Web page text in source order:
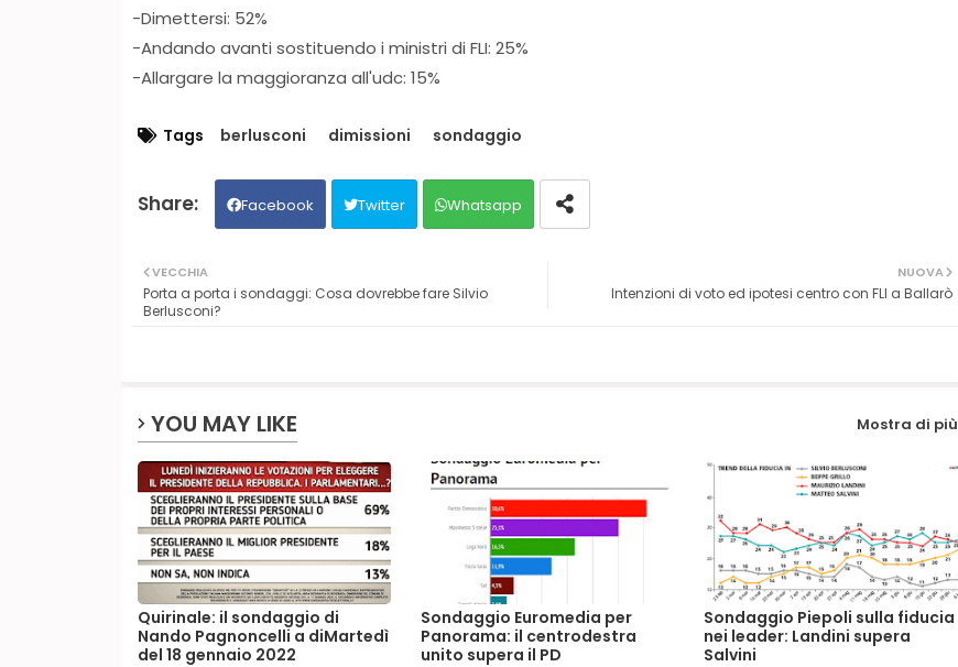
-Dimettersi: 52%
-Andando avanti sostituendo i ministri di FLI: 25%
-Allargare la maggioranza all'udc: 15%
Tags berlusconi dimissioni sondaggio
Facebook Twitter Whatsapp
NUOVA
Intenzioni di voto ed ipotesi centro con FLI a Ballarò
VECCHIA
Porta a porta i sondaggi: Cosa dovrebbe fare Silvio
Berlusconi?
YOU MAY LIKE Mostra di più
Quirinale: il sondaggio di
Nando Pagnoncelli a diMartedì
del 18 gennaio 2022
Sondaggio Euromedia per
Panorama: il centrodestra
unito supera il PD
Sondaggio Piepoli sulla fiducia
nei leader: Landini supera
Salvini